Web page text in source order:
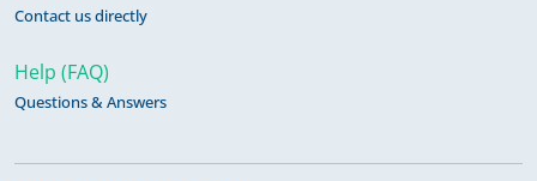
Contact us directly
Help (FAQ)
Questions & Answers